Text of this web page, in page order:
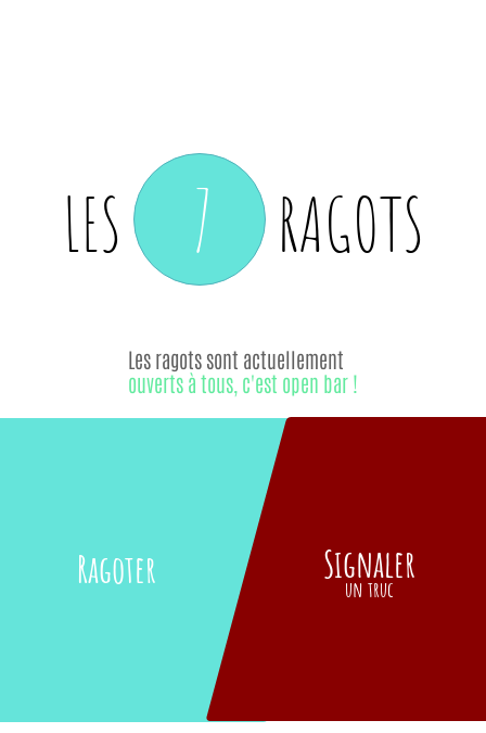
LES 7 RAGOTS
Ragoter
Les ragots sont actuellement
ouverts à tous, c'est open bar !
Signaler
un truc